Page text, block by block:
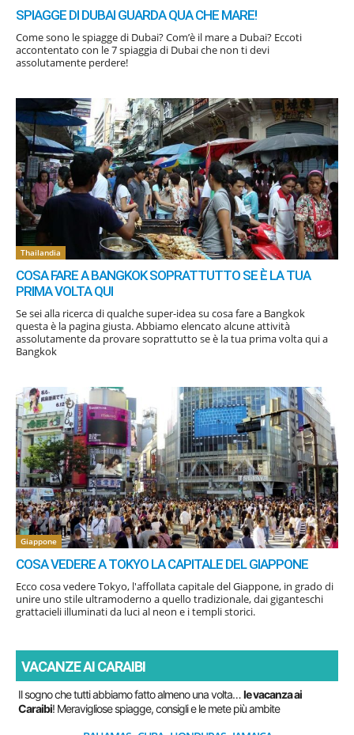
SPIAGGE DI DUBAI GUARDA QUA CHE MARE!
Come sono le spiagge di Dubai? Com’è il mare a Dubai? Eccoti
accontentato con le 7 spiaggia di Dubai che non ti devi
assolutamente perdere!
Thailandia
COSA FARE A BANGKOK SOPRATTUTTO SE È LA TUA
PRIMA VOLTA QUI
Se sei alla ricerca di qualche super-idea su cosa fare a Bangkok
questa è la pagina giusta. Abbiamo elencato alcune attività
assolutamente da provare soprattutto se è la tua prima volta qui a
Bangkok
Giappone
COSA VEDERE A TOKYO LA CAPITALE DEL GIAPPONE
Ecco cosa vedere Tokyo, l'affollata capitale del Giappone, in grado di
unire uno stile ultramoderno a quello tradizionale, dai giganteschi
grattacieli illuminati da luci al neon e i templi storici.
VACANZE AI CARAIBI
Il sogno che tutti abbiamo fatto almeno una volta…le vacanza ai
Caraibi! Meravigliose spiagge, consigli e le mete più ambite